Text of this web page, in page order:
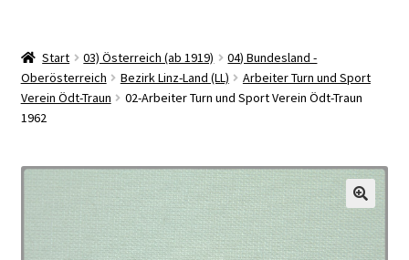
Start 03) Österreich (ab 1919)
04) Bundesland -
Oberösterreich
Bezirk Linz-Land (LL)
Arbeiter Turn und Sport
Verein Ödt-Traun
02-Arbeiter Turn und Sport Verein Ödt-Traun
1962